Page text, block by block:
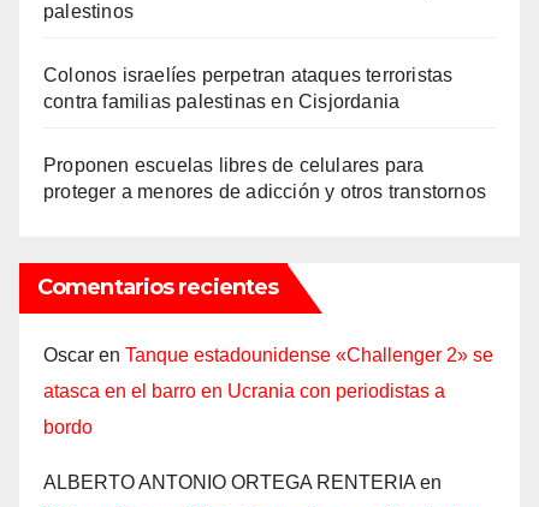
palestinos
Colonos israelíes perpetran ataques terroristas
contra familias palestinas en Cisjordania
Proponen escuelas libres de celulares para
proteger a menores de adicción y otros transtornos
Comentarios recientes
Oscar en Tanque estadounidense «Challenger 2» se
atasca en el barro en Ucrania con periodistas a
bordo
ALBERTO ANTONIO ORTEGA RENTERIA en